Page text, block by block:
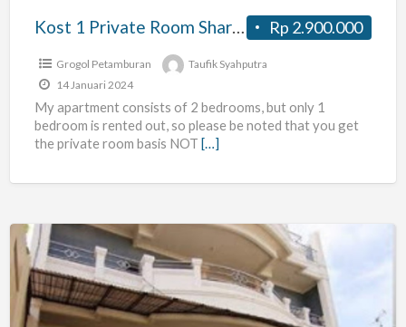
Rp 2.900.000
Kost 1 Private Room Sharing Apartemen Mediterania Garden 1
Grogol Petamburan
Taufik Syahputra
14 Januari 2024
My apartment consists of 2 bedrooms, but only 1
bedroom is rented out, so please be noted that you get
the private room basis NOT […]
Glory
mansion
resident